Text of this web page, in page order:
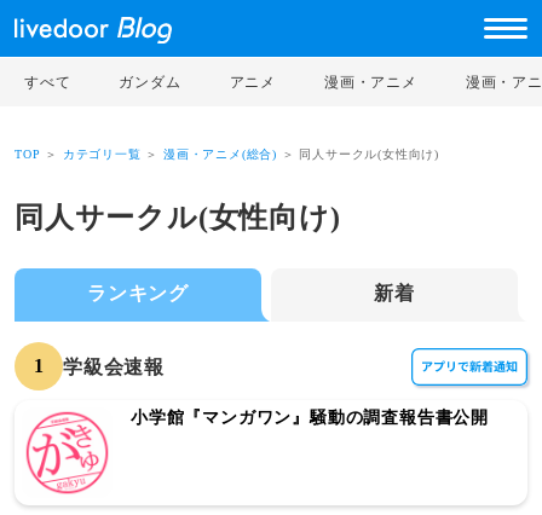
すべて ガンダム アニメ 漫画・アニメ 漫画・ア
TOP ＞ カテゴリ一覧 ＞漫画・アニメ(総合) ＞ 同人サークル(女性向け)
同人サークル(女性向け)
ランキング 新着
1 学級会速報
小学館『マンガワン』騒動の調査報告書公開